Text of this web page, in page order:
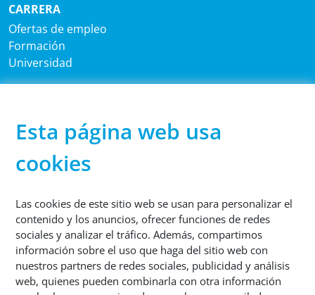
Esta página web usa
cookies
Las cookies de este sitio web se usan para personalizar el
contenido y los anuncios, ofrecer funciones de redes
sociales y analizar el tráfico. Además, compartimos
información sobre el uso que haga del sitio web con
nuestros partners de redes sociales, publicidad y análisis
web, quienes pueden combinarla con otra información
CARRERA
Ofertas de empleo
Formación
Universidad
Sutco
RecyclingTechnik GmbH
Paffrather Str. 102-116
51465 Bergisch Gladbach
Alemania
TELÉFONO
+49 2202 2005 01